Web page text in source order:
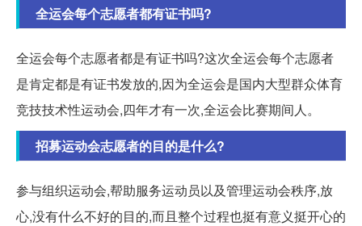
全运会每个志愿者都有证书吗?
全运会每个志愿者都是有证书吗?这次全运会每个志愿者
是肯定都是有证书发放的,因为全运会是国内大型群众体育
竞技技术性运动会,四年才有一次,全运会比赛期间人。
招募运动会志愿者的目的是什么?
参与组织运动会,帮助服务运动员以及管理运动会秩序,放
心,没有什么不好的目的,而且整个过程也挺有意义挺开心的